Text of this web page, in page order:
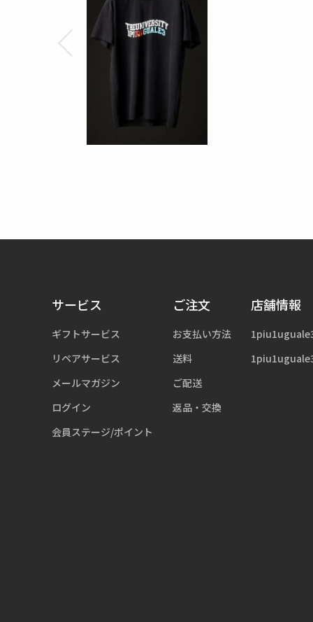
サービス
ギフトサービス
リペアサービス
メールマガジン
ログイン
会員ステージ/ポイント
ご注文
お支払い方法
送料
ご配送
返品・交換
店舗情報